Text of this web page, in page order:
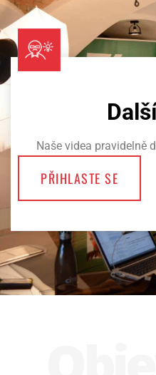
Naše videa pravidelně
PŘIHLASTE SE